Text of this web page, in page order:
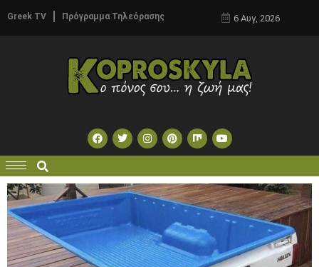
Greek TV Πρόγραμμα Τηλεόρασης 6 Αυγ, 2026